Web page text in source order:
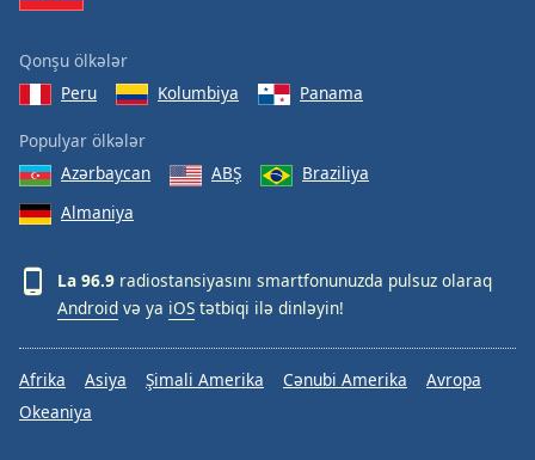
Done
Dialog
End
dialog
Qonşu ölkələr
Peru
Kolumbiya Panama
Populyar ölkələr
Azərbaycan
ABŞ
Braziliya
Almaniya
La 96.9 radiostansiyasını smartfonunuzda pulsuz olaraq
Android və ya iOS tətbiqi ilə dinləyin!
Afrika Asiya Şimali Amerika Cənubi Amerika
Avropa
Okeaniya